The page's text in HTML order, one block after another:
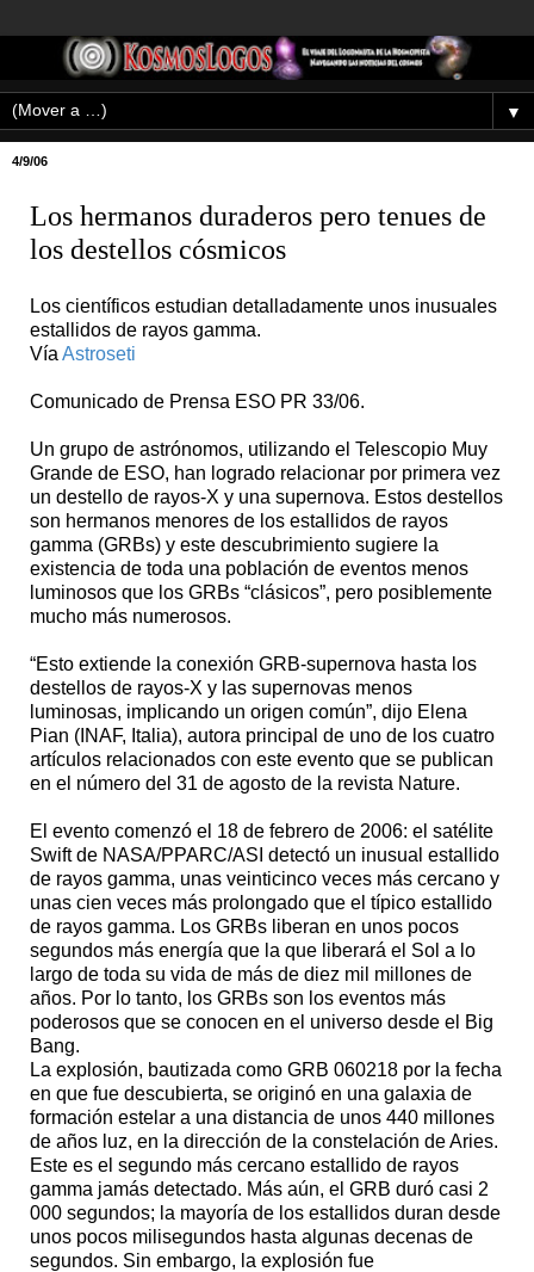
▼
4/9/06
Los hermanos duraderos pero tenues de
los destellos cósmicos
Los científicos estudian detalladamente unos inusuales
estallidos de rayos gamma.
Vía Astroseti
Comunicado de Prensa ESO PR 33/06.
Un grupo de astrónomos, utilizando el Telescopio Muy
Grande de ESO, han logrado relacionar por primera vez
un destello de rayos-X y una supernova. Estos destellos
son hermanos menores de los estallidos de rayos
gamma (GRBs) y este descubrimiento sugiere la
existencia de toda una población de eventos menos
luminosos que los GRBs “clásicos”, pero posiblemente
mucho más numerosos.
“Esto extiende la conexión GRB-supernova hasta los
destellos de rayos-X y las supernovas menos
luminosas, implicando un origen común”, dijo Elena
Pian (INAF, Italia), autora principal de uno de los cuatro
artículos relacionados con este evento que se publican
en el número del 31 de agosto de la revista Nature.
El evento comenzó el 18 de febrero de 2006: el satélite
Swift de NASA/PPARC/ASI detectó un inusual estallido
de rayos gamma, unas veinticinco veces más cercano y
unas cien veces más prolongado que el típico estallido
de rayos gamma. Los GRBs liberan en unos pocos
segundos más energía que la que liberará el Sol a lo
largo de toda su vida de más de diez mil millones de
años. Por lo tanto, los GRBs son los eventos más
poderosos que se conocen en el universo desde el Big
Bang.
La explosión, bautizada como GRB 060218 por la fecha
en que fue descubierta, se originó en una galaxia de
formación estelar a una distancia de unos 440 millones
de años luz, en la dirección de la constelación de Aries.
Este es el segundo más cercano estallido de rayos
gamma jamás detectado. Más aún, el GRB duró casi 2
000 segundos; la mayoría de los estallidos duran desde
unos pocos milisegundos hasta algunas decenas de
segundos. Sin embargo, la explosión fue